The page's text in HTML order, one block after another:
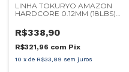
LINHA TOKURYO AMAZON
HARDCORE 0.12MM (18LBS)
R$338,90
R$321,96 com Pix
10 x de R$33,89 sem juros